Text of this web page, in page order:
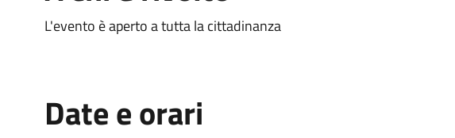
L'evento è aperto a tutta la cittadinanza
Date e orari